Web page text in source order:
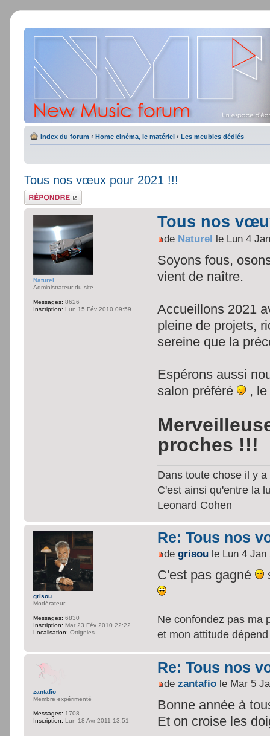
Index du forum ‹ Home cinéma, le matériel ‹ Les meubles dédiés
Tous nos vœux pour 2021 !!!
Répondre
Tous nos
de Naturel le Lun 4
Soyons fous,
vient de naître.
Accueillons 2021
pleine de projets,
sereine que la
Espérons aussi
salon préféré
,
proches !!!
Dans toute chose il y
C'est ainsi qu'entre la
Leonard Cohen
Naturel
Administrateur du site
Messages: 8626
Inscription: Lun 15 Fév 2010 09:59
Re: Tous nos
degrisou le Lun 4
C'est pas gagné
Ne confondez pas ma
et mon attitude
grisou
Modérateur
Messages: 6830
Inscription: Mar 23 Fév 2010 22:22
Localisation: Ottignies
Re: Tous nos
dezantafio le Mar 5
Bonne année à
Et on croise les
zantafio
Membre expérimenté
Messages: 1708
Inscription: Lun 18 Avr 2011 13:51